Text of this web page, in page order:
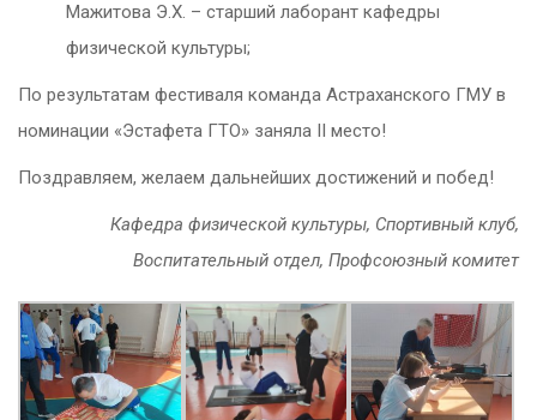
Мажитова Э.Х. – старший лаборант кафедры
физической культуры;
По результатам фестиваля команда Астраханского ГМУ в
номинации «Эстафета ГТО» заняла II место!
Поздравляем, желаем дальнейших достижений и побед!
Кафедра физической культуры, Спортивный клуб,
Воспитательный отдел, Профсоюзный комитет